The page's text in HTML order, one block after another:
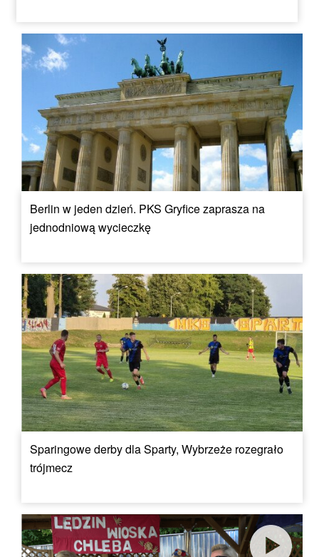
Berlin w jeden dzień. PKS Gryfice zaprasza na
jednodniową wycieczkę
Sparingowe derby dla Sparty, Wybrzeże rozegrało
trójmecz